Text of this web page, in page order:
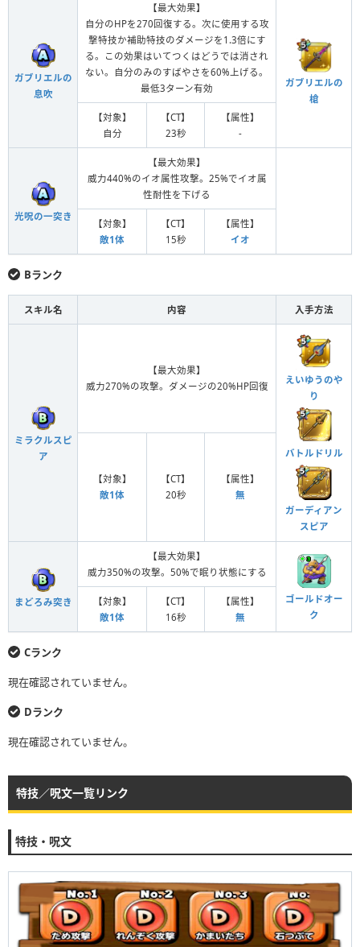
ガブリエルの
息吹
【最大効果】
自分のHPを270回復する。次に使用する攻
撃特技か補助特技のダメージを1.3倍にす
る。この効果はいてつくはどうでは消され
ない。自分のみのすばやさを60%上げる。
最低3ターン有効
ガブリエルの
槍
【対象】
自分
【CT】
23秒
【属性】
-
光呪の一突き
【最大効果】
威力440%のイオ属性攻撃。25%でイオ属
性耐性を下げる
【対象】
敵1体
【CT】
15秒
【属性】
イオ
Bランク
スキル名 内容 入手方法
ミラクルスピ
ア
【最大効果】
威力270%の攻撃。ダメージの20%HP回復
えいゆうのや
り
バトルドリル
ガーディアン
スピア
【対象】
敵1体
【CT】
20秒
【属性】
無
まどろみ突き
【最大効果】
威力350%の攻撃。50%で眠り状態にする
ゴールドオー
ク
【対象】
敵1体
【CT】
16秒
【属性】
無
Cランク
現在確認されていません。
Dランク
現在確認されていません。
特技／呪文一覧リンク
特技・呪文